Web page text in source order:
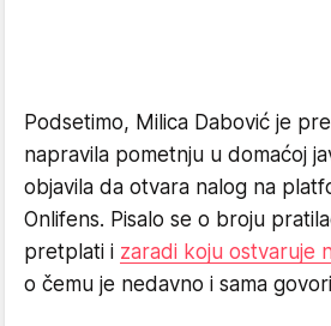
Podsetimo, Milica Dabović je
napravila pometnju u domaćoj
objavila da otvara nalog na
Onlifens. Pisalo se o broju
pretplati i zaradi koju ostvaruje
o čemu je nedavno i sama